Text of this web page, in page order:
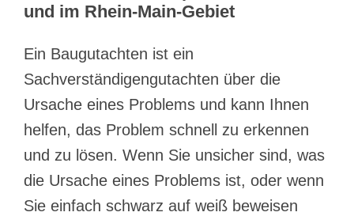
und im Rhein-Main-Gebiet
Ein Baugutachten ist ein
Sachverständigengutachten über die
Ursache eines Problems und kann Ihnen
helfen, das Problem schnell zu erkennen
und zu lösen. Wenn Sie unsicher sind, was
die Ursache eines Problems ist, oder wenn
Sie einfach schwarz auf weiß beweisen